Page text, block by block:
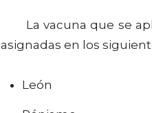
La vacuna que se
asignadas en los
León